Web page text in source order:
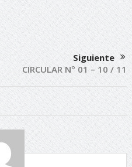
Siguiente
CIRCULAR Nº 01 – 10 / 11